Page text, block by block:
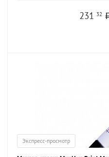
231 32
Экспресс-просмотр